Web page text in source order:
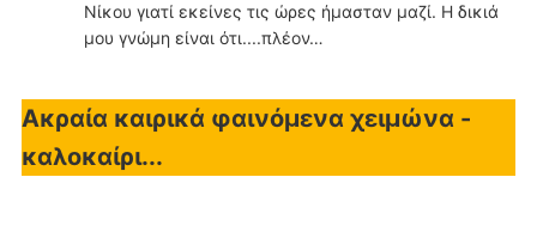
Νίκου γιατί εκείνες τις ώρες ήμασταν μαζί. Η δικιά
μου γνώμη είναι ότι....πλέον…
Ακραία καιρικά φαινόμενα χειμώνα -
καλοκαίρι...